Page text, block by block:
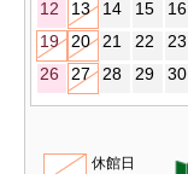
12
13 14 15 16
19
20 21 22 23
26
27 28 29 30
休館日